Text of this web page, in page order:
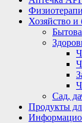
Хозяйство и
Сад,
Продукты